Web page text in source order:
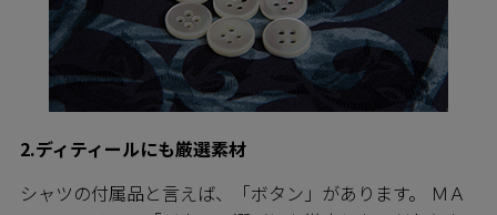
2.ディティールにも厳選素材
シャツの付属品と言えば、「ボタン」があります。 ＭＡ